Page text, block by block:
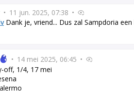
• 11 jun. 2025, 07:38 •
Dank je, vriend... Dus zal Sampdoria
• 14 mei 2025, 06:45 •
off, 1/4, 17 mei